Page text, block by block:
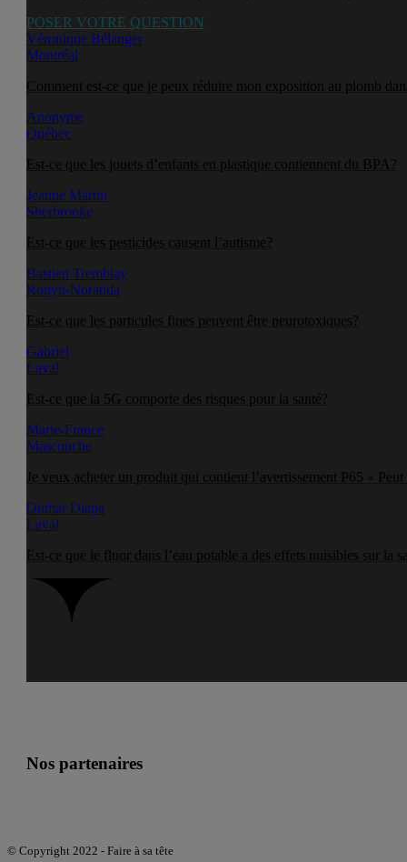
POSER VOTRE QUESTION
Véronique Bélanger
Montréal
Comment est-ce que je peux réduire mon exposition au plomb
Anonyme
Québec
Est-ce que les jouets d’enfants en plastique contiennent du BPA?
Jeanne Martin
Sherbrooke
Est-ce que les pesticides causent l’autisme?
Bastien Tremblay
Rouyn-Noranda
Est-ce que les particules fines peuvent être neurotoxiques?
Gabriel
Laval
Est-ce que la 5G comporte des risques pour la santé?
Marie-France
Mascouche
Je veux acheter un produit qui contient l’avertissement P65 «
Oumar Diapa
Laval
Est-ce que le fluor dans l’eau potable a des effets nuisibles sur la
Nos partenaires
© Copyright 2022 - Faire à sa tête